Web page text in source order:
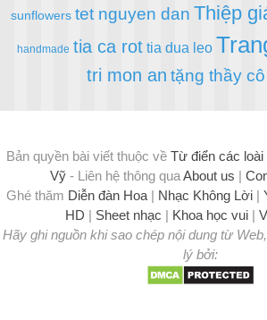
sunflowers tet nguyen dan Thiệp
handmade tia ca rot tia dua leo
tri mon an tặng thầy cô
Bản quyền bài viết thuộc về Từ điển các loài
Vỹ - Liên hệ thông quaAbout us |
Ghé thăm Diễn đàn Hoa| Nhạc Không Lời|
HD | Sheet nhạc | Khoa học vui|
Hãy ghi nguồn khi sao chép nội dung từ
lý bởi: